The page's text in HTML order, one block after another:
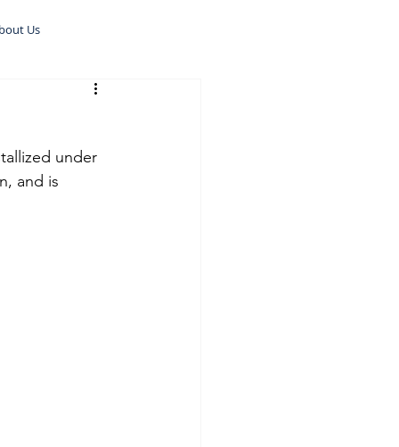
Us
under
and is